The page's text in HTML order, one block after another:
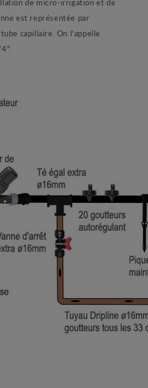
est représentée par
capillaire. On l'appelle